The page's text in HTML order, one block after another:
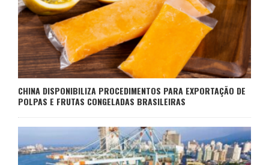
CHINA DISPONIBILIZA PROCEDIMENTOS PARA EXPORTAÇÃO DE
POLPAS E FRUTAS CONGELADAS BRASILEIRAS